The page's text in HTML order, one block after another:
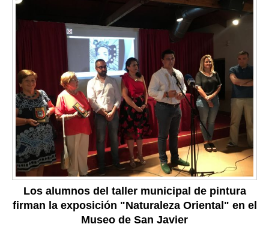
Los alumnos del taller municipal de pintura
firman la exposición "Naturaleza Oriental" en el
Museo de San Javier